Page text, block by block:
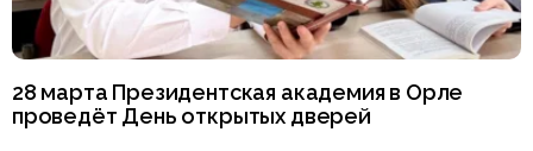
28 марта Президентская академия в Орле
проведёт День открытых дверей